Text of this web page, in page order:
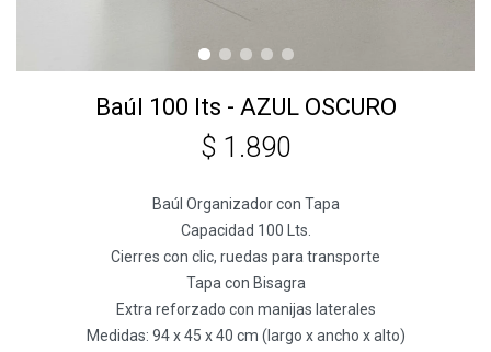
Baúl 100 lts - AZUL OSCURO
$ 1.890
Baúl Organizador con Tapa
Capacidad 100 Lts.
Cierres con clic, ruedas para transporte
Tapa con Bisagra
Extra reforzado con manijas laterales
Medidas: 94 x 45 x 40 cm (largo x ancho x alto)